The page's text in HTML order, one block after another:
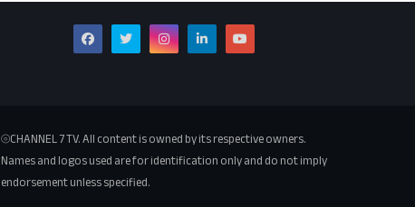
⦾CHANNEL 7 TV. All content is owned by its respective owners.
Names and logos used are for identification only and do not imply
endorsement unless specified.